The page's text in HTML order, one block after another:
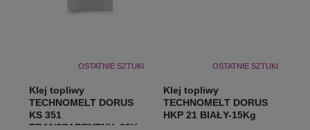
OSTATNIE SZTUKI
Klej topliwy
TECHNOMELT DORUS
KS 351
TRANSPARENTNY- 25Kg
OSTATNIE SZTUKI
Klej topliwy
TECHNOMELT DORUS
HKP 21 BIAŁY-15Kg